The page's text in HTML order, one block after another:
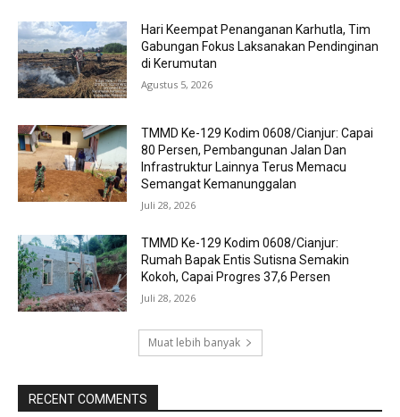
Hari Keempat Penanganan Karhutla, Tim
Gabungan Fokus Laksanakan Pendinginan
di Kerumutan
Agustus 5, 2026
TMMD Ke-129 Kodim 0608/Cianjur: Capai
80 Persen, Pembangunan Jalan Dan
Infrastruktur Lainnya Terus Memacu
Semangat Kemanunggalan
Juli 28, 2026
TMMD Ke-129 Kodim 0608/Cianjur:
Rumah Bapak Entis Sutisna Semakin
Kokoh, Capai Progres 37,6 Persen
Juli 28, 2026
Muat lebih banyak
RECENT COMMENTS